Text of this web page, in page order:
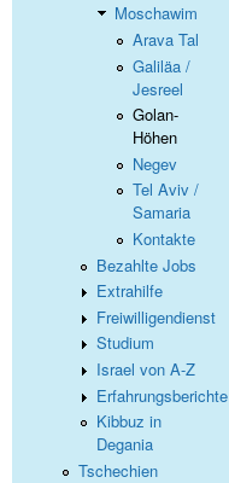
Moschawim
Arava Tal
Galiläa /
Jesreel
Golan-
Höhen
Negev
Tel Aviv /
Samaria
Kontakte
Bezahlte Jobs
Extrahilfe
Freiwilligendienst
Studium
Israel von A-Z
Erfahrungsberichte
Kibbuz in
Degania
Tschechien